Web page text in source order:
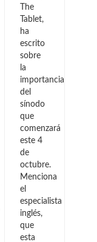
The
Tablet,
ha
escrito
sobre
la
importancia
del
sínodo
que
comenzará
este 4
de
octubre.
Menciona
el
especialista
inglés,
que
esta